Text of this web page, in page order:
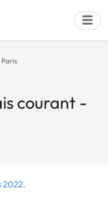
courant -
2022.